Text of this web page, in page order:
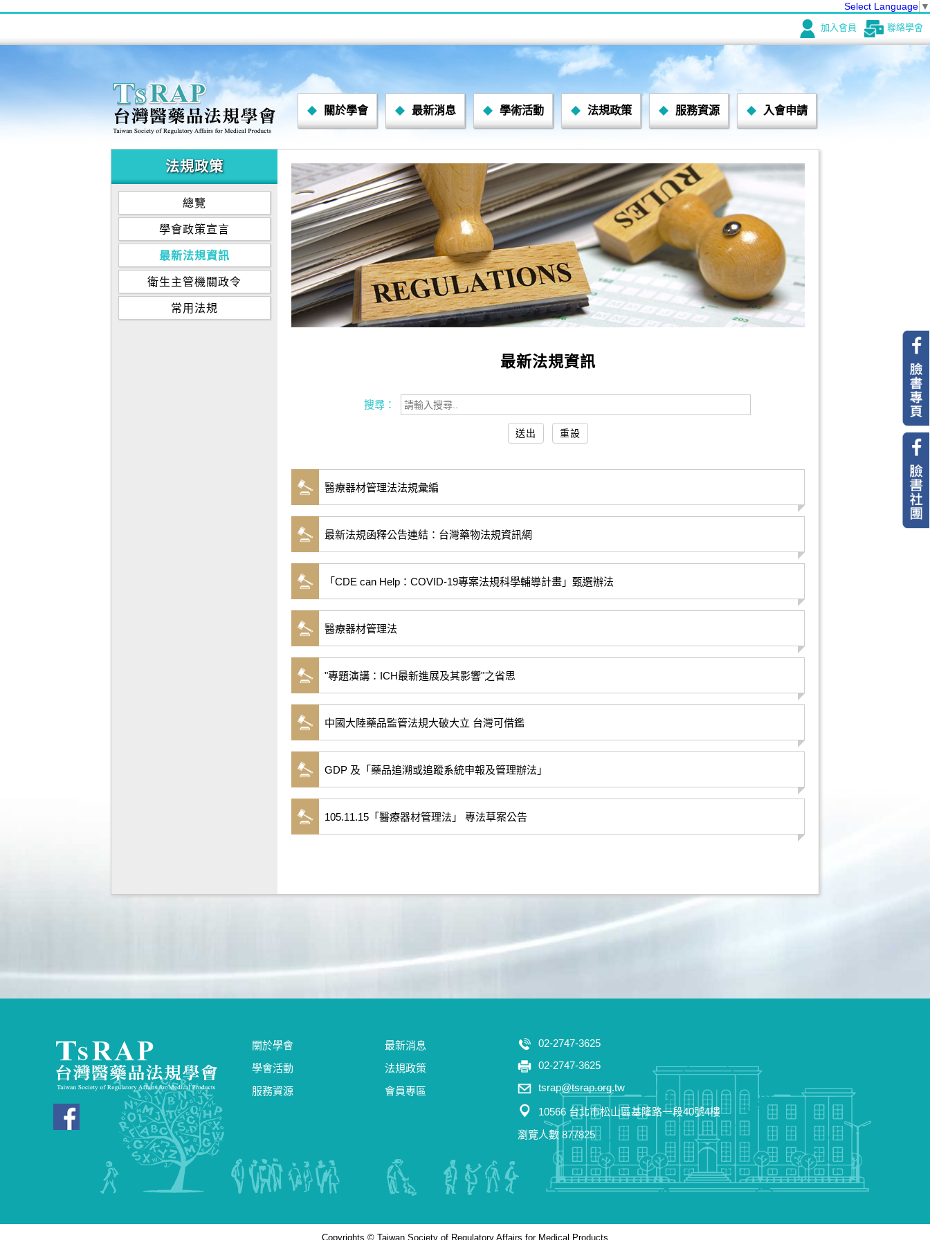
Select Language ▼
加入會員 聯絡學會
關於學會 最新消息 學術活動 法規政策 服務資源 入會申請
法規政策
總覽
學會政策宣言
最新法規資訊
衛生主管機關政令
常用法規
最新法規資訊
搜尋：
醫療器材管理法法規彙編
最新法規函釋公告連結：台灣藥物法規資訊網
「CDE can Help：COVID-19專案法規科學輔導計畫」甄選辦法
醫療器材管理法
"專題演講：ICH最新進展及其影響"之省思
中國大陸藥品監管法規大破大立 台灣可借鑑
GDP 及「藥品追溯或追蹤系統申報及管理辦法」
105.11.15「醫療器材管理法」 專法草案公告
關於學會
學會活動
服務資源
最新消息
法規政策
會員專區
02-2747-3625
02-2747-3625
tsrap@tsrap.org.tw
10566 台北市松山區基隆路一段40號4樓
瀏覽人數 877825
Copyrights © Taiwan Society of Regulatory Affairs for Medical Products